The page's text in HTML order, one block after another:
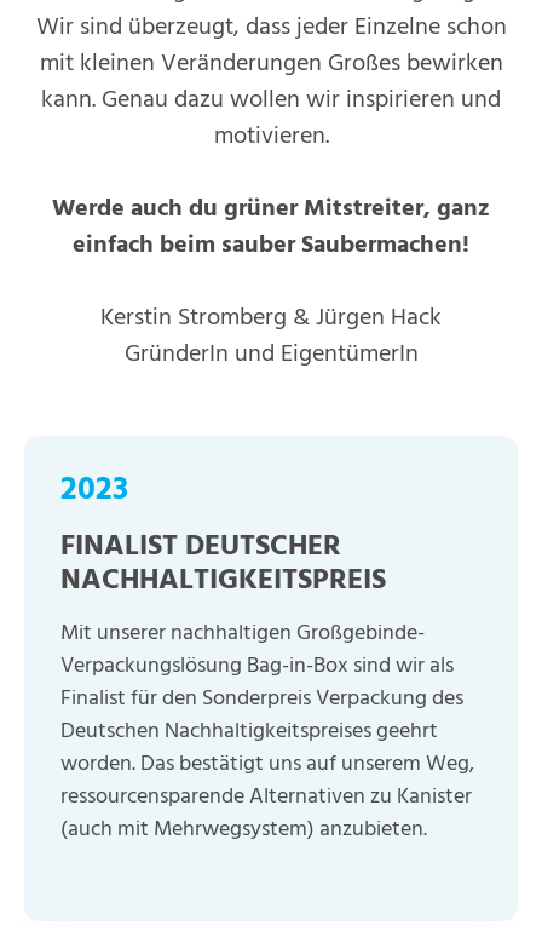
Wir sind überzeugt, dass jeder Einzelne schon
mit kleinen Veränderungen Großes bewirken
kann. Genau dazu wollen wir inspirieren und
motivieren.
Werde auch du grüner Mitstreiter, ganz
einfach beim sauber Saubermachen!
Kerstin Stromberg & Jürgen Hack
GründerIn und EigentümerIn
2023
FINALIST DEUTSCHER
NACHHALTIGKEITSPREIS
Mit unserer nachhaltigen Großgebinde-
Verpackungslösung Bag-in-Box sind wir als
Finalist für den Sonderpreis Verpackung des
Deutschen Nachhaltigkeitspreises geehrt
worden. Das bestätigt uns auf unserem Weg,
ressourcensparende Alternativen zu Kanister
(auch mit Mehrwegsystem) anzubieten.